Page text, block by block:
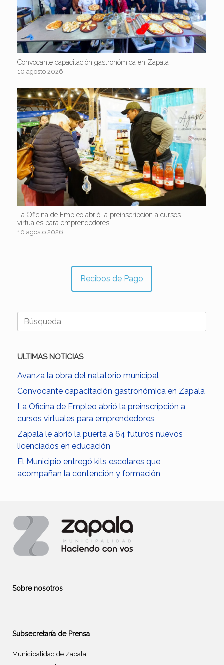
Convocante capacitación gastronómica en Zapala
10 agosto 2026
La Oficina de Empleo abrió la preinscripción a cursos
virtuales para emprendedores
10 agosto 2026
Recibos de Pago
Buscar:
ULTIMAS NOTICIAS
Avanza la obra del natatorio municipal
Convocante capacitación gastronómica en Zapala
La Oficina de Empleo abrió la preinscripción a
cursos virtuales para emprendedores
Zapala le abrió la puerta a 64 futuros nuevos
licenciados en educación
El Municipio entregó kits escolares que
acompañan la contención y formación
Sobre nosotros
Subsecretaría de Prensa
Municipalidad de Zapala